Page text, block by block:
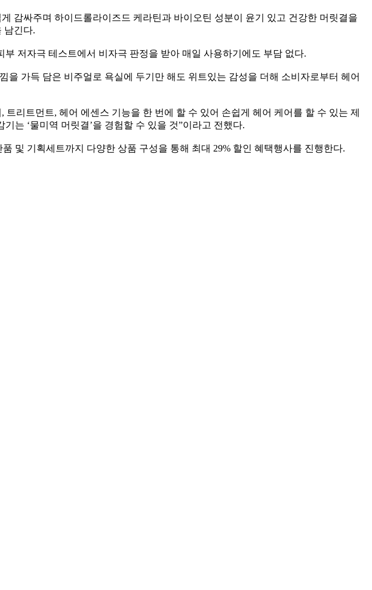
감싸주며 하이드롤라이즈드 케라틴과 바이오틴 성분이 윤기 있고 건강한 머릿결을
남긴다.
저자극 테스트에서 비자극 판정을 받아 매일 사용하기에도 부담 없다.
가득 담은 비주얼로 욕실에 두기만 해도 위트있는 감성을 더해 소비자로부터 헤어
리트먼트, 헤어 에센스 기능을 한 번에 할 수 있어 손쉽게 헤어 케어를 할 수 있는 제
는 ‘물미역 머릿결’을 경험할 수 있을 것”이라고 전했다.
및 기획세트까지 다양한 상품 구성을 통해 최대 29% 할인 혜택행사를 진행한다.